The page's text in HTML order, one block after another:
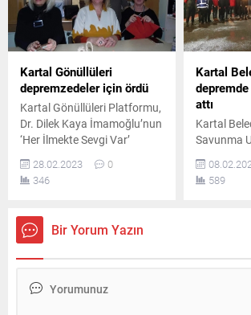
Kartal Gönüllüleri
depremzedeler için ördü
Kartal Gönüllüleri Platformu,
Dr. Dilek Kaya İmamoğlu’nun
‘Her İlmekte Sevgi Var’
sloganıyla başlattığı yardım
kampanyası çerçevesinde
depremzede çocuklar için,
28.02.2023
0
346
Kartal
attı
Kartal
Savunma
Arama-
tüm gece
çalışmalar
589
Bir Yorum Yazın